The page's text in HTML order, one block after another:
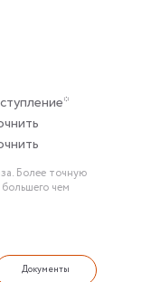
Более точную
чем
Документы